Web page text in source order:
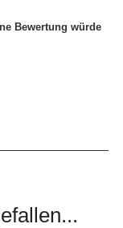
Bewertung würde